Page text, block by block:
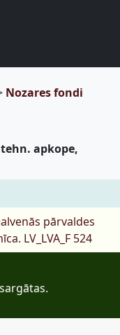
Nozares fondi
apkope,
pārvaldes
LV_LVA_F 524